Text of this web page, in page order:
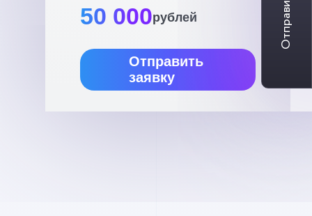
50 000рублей
Отправить
заявку